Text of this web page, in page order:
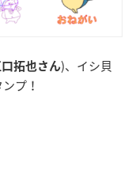
拓也さん)、イシ貝
プ！